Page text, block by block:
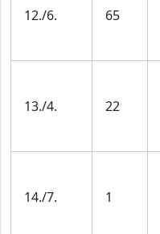
12./6. 65
13./4. 22
14./7. 1